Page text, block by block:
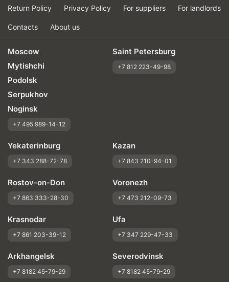
Return Policy Privacy Policy For suppliers For landlords
Contacts About us
Moscow
Mytishchi
Podolsk
Serpukhov
Noginsk
+7 495 989-14-12
Saint Petersburg
+7 812 223-49-98
Yekaterinburg
+7 343 288-72-78
Kazan
+7 843 210-94-01
Rostov-on-Don
+7 863 333-28-30
Voronezh
+7 473 212-09-73
Krasnodar
+7 861 203-39-12
Ufa
+7 347 229-47-33
Arkhangelsk
+7 8182 45-79-29
Severodvinsk
+7 8182 45-79-29